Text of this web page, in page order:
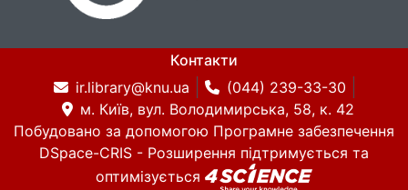
Контакти
ir.library@knu.ua
(044) 239-33-30
м. Київ, вул. Володимирська, 58, к. 42
Побудовано за допомогою Програмне забезпечення
DSpace-CRIS - Розширення підтримується та
оптимізується